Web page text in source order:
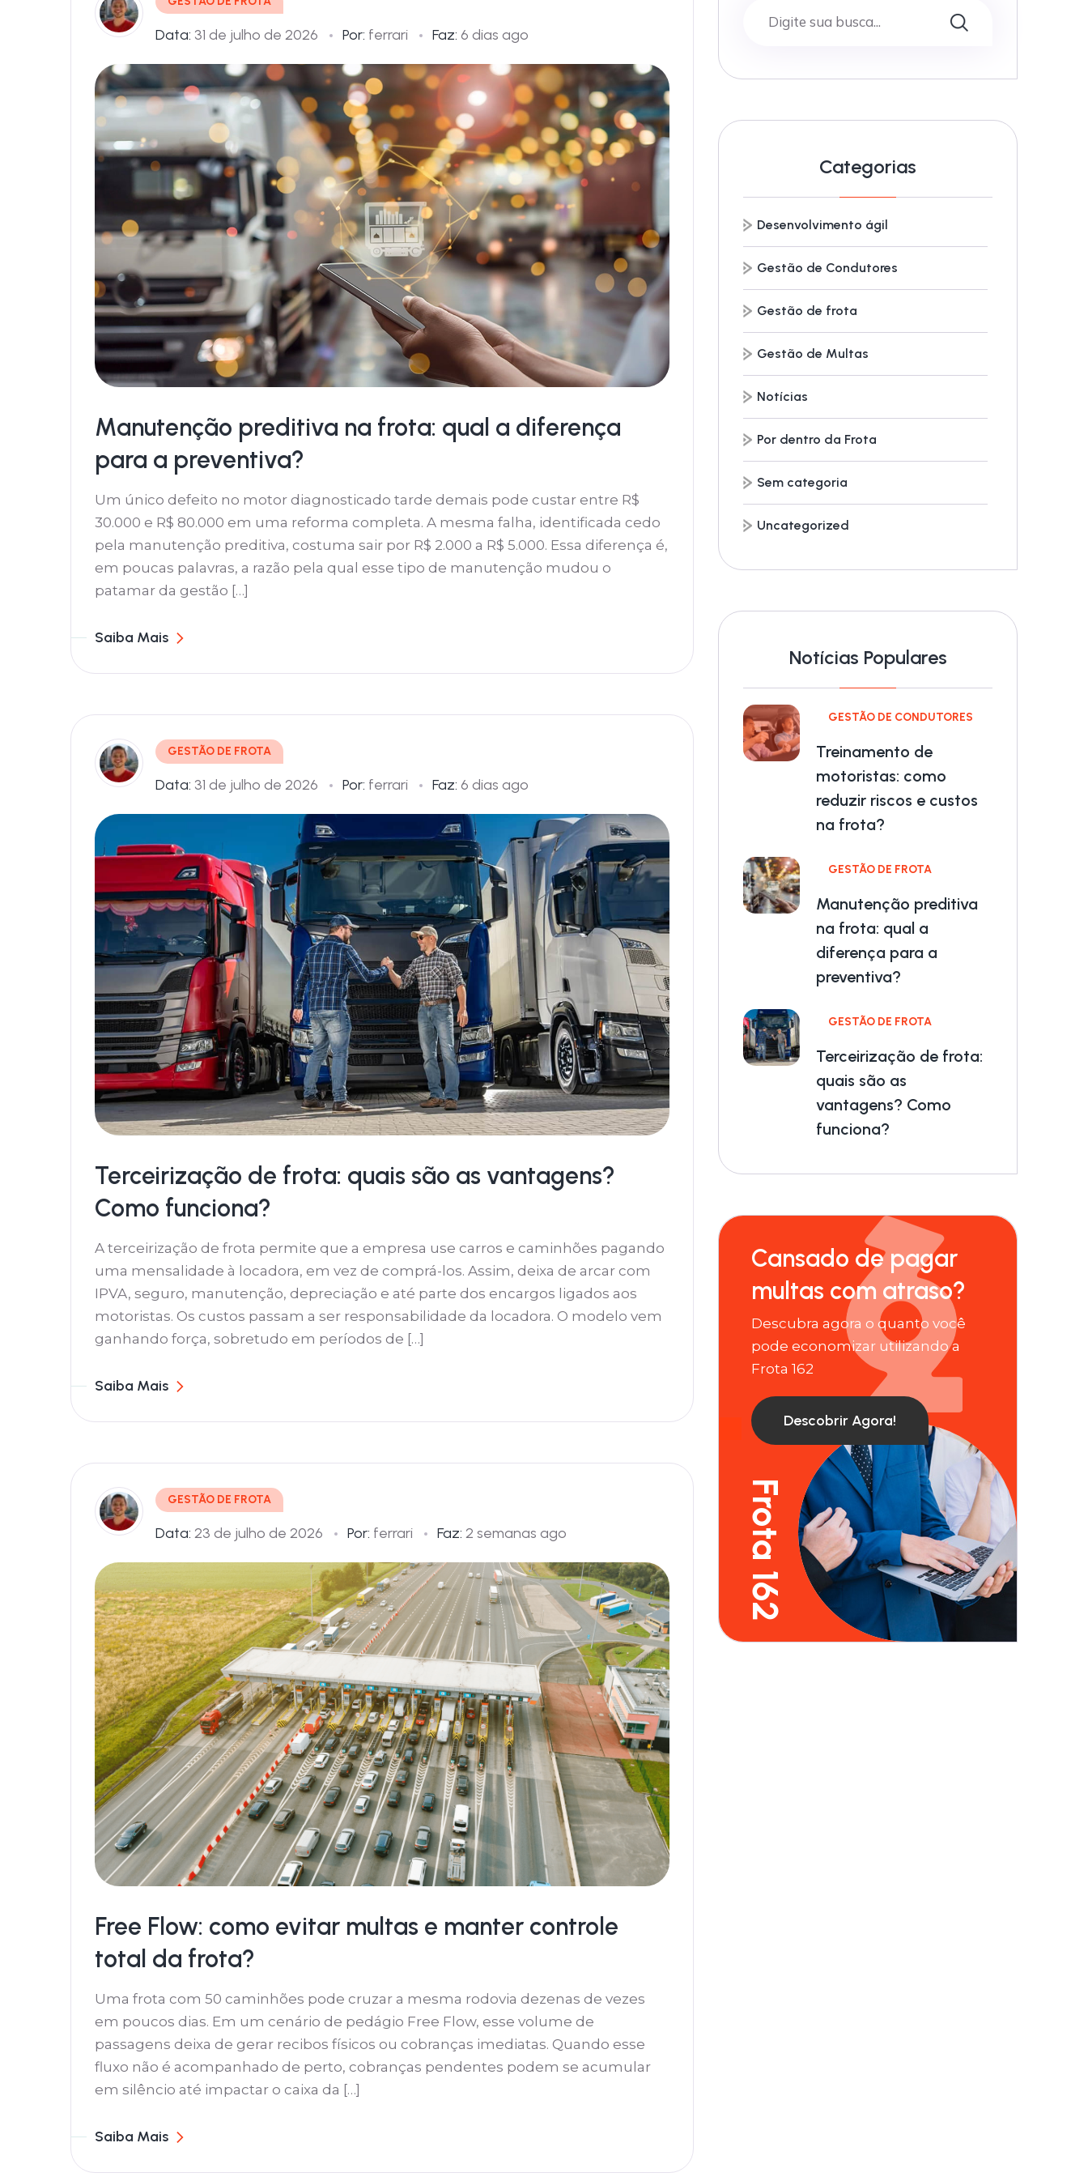
Data: 31 de julho de 2026 Por: ferrari Faz: 6 dias ago
Manutenção preditiva na frota: qual a diferença
para a preventiva?
Um único defeito no motor diagnosticado tarde demais pode custar entre R$
30.000 e R$ 80.000 em uma reforma completa. A mesma falha, identificada cedo
pela manutenção preditiva, costuma sair por R$ 2.000 a R$ 5.000. Essa diferença é,
em poucas palavras, a razão pela qual esse tipo de manutenção mudou o
patamar da gestão […]
Saiba Mais
GESTÃO DE FROTA
Data: 31 de julho de 2026 Por: ferrari Faz: 6 dias ago
Terceirização de frota: quais são as vantagens?
Como funciona?
A terceirização de frota permite que a empresa use carros e caminhões pagando
uma mensalidade à locadora, em vez de comprá-los. Assim, deixa de arcar com
IPVA, seguro, manutenção, depreciação e até parte dos encargos ligados aos
motoristas. Os custos passam a ser responsabilidade da locadora. O modelo vem
ganhando força, sobretudo em períodos de […]
Saiba Mais
GESTÃO DE FROTA
Data: 23 de julho de 2026 Por: ferrari Faz: 2 semanas ago
Free Flow: como evitar multas e manter controle
total da frota?
Uma frota com 50 caminhões pode cruzar a mesma rodovia dezenas de vezes
em poucos dias. Em um cenário de pedágio Free Flow, esse volume de
passagens deixa de gerar recibos físicos ou cobranças imediatas. Quando esse
fluxo não é acompanhado de perto, cobranças pendentes podem se acumular
em silêncio até impactar o caixa da […]
Saiba Mais
Categorias
Desenvolvimento ágil
Gestão de Condutores
Gestão de frota
Gestão de Multas
Notícias
Por dentro da Frota
Sem categoria
Uncategorized
Notícias Populares
GESTÃO DE CONDUTORES
Treinamento de
motoristas: como
reduzir riscos e custos
na frota?
GESTÃO DE FROTA
Manutenção preditiva
na frota: qual a
diferença para a
preventiva?
GESTÃO DE FROTA
Terceirização de frota:
quais são as
vantagens? Como
funciona?
Frota 162
Cansado de pagar
multas com atraso?
Descubra agora o quanto você
pode economizar utilizando a
Frota 162
Descobrir Agora!